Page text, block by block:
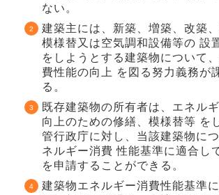
ない。
建築主には、新築、増築、改築
模様替又は空気調和設備等の 設
をしようとする建築物について
費性能の向上 を図る努力義務が
る。
既存建築物の所有者は、エネル
向上のための修繕、模様替等 を
管行政庁に対し、当該建築物に
ネルギー消費 性能基準に適合し
を申請することができる。
建築物エネルギー消費性能基準